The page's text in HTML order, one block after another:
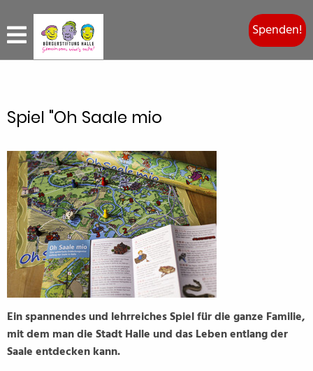
Spenden!
Spiel "Oh Saale mio
Ein spannendes und lehrreiches Spiel für die ganze Familie,
mit dem man die Stadt Halle und das Leben entlang der
Saale entdecken kann.